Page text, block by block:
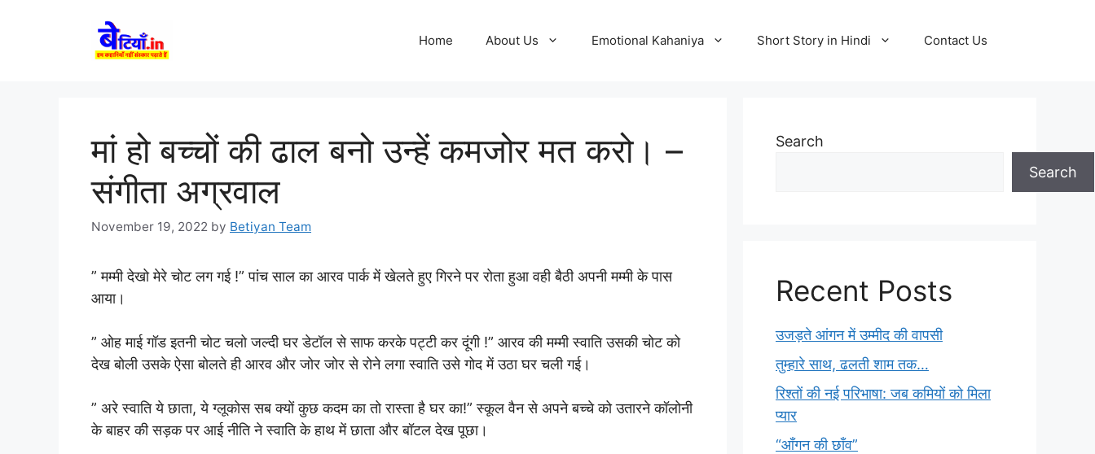
Home About Us Emotional Kahaniya Short Story in Hindi Contact Us
मां हो बच्चों की ढाल बनो उन्हें कमजोर मत करो। –
संगीता अग्रवाल
November 19, 2022 by Betiyan Team
” मम्मी देखो मेरे चोट लग गई !” पांच साल का आरव पार्क में खेलते हुए गिरने पर रोता हुआ वही बैठी अपनी मम्मी के पास
आया।
” ओह माई गॉड इतनी चोट चलो जल्दी घर डेटॉल से साफ करके पट्टी कर दूंगी !” आरव की मम्मी स्वाति उसकी चोट को
देख बोली उसके ऐसा बोलते ही आरव और जोर जोर से रोने लगा स्वाति उसे गोद में उठा घर चली गई।
” अरे स्वाति ये छाता, ये ग्लूकोस सब क्यों कुछ कदम का तो रास्ता है घर का!” स्कूल वैन से अपने बच्चे को उतारने कॉलोनी
के बाहर की सड़क पर आई नीति ने स्वाति के हाथ में छाता और बॉटल देख पूछा।
Search
Search
Recent Posts
उजड़ते आंगन में उम्मीद की वापसी
तुम्हारे साथ, ढलती शाम तक…
रिश्तों की नई परिभाषा: जब कमियों को मिला
प्यार
“आँगन की छाँव”